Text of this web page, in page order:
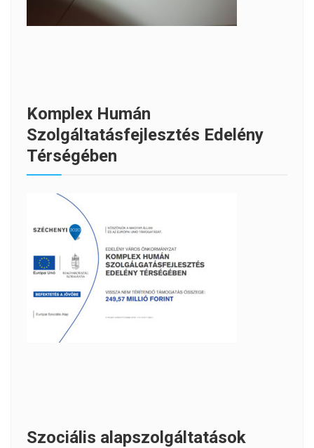
Komplex Humán
Szolgáltatásfejlesztés Edelény
Térségében
Szociális alapszolgáltatások